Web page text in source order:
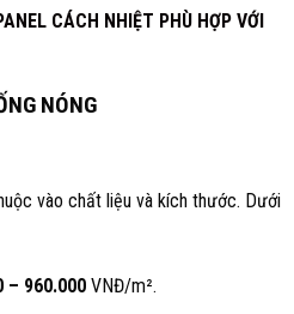
CÁCH NHIỆT PHÙ HỢP VỚI
NÓNG
vào chất liệu và kích thước. Dưới
– 960.000VNĐ/m².